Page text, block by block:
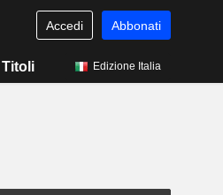
Accedi Abbonati
Edizione Italia